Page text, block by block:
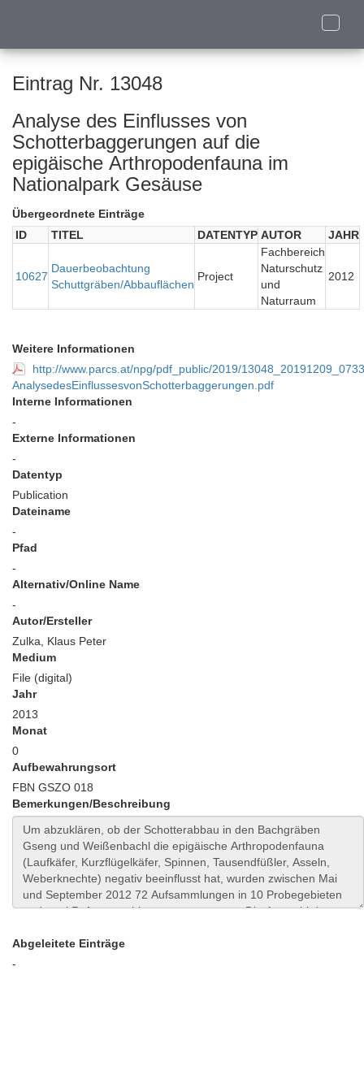
Toggle
Eintrag Nr. 13048
Analyse des Einflusses von
Schotterbaggerungen auf die
epigäische Arthropodenfauna im
Nationalpark Gesäuse
Übergeordnete Einträge
ID
TITEL DATENTYP AUTOR JAHR
10627
Dauerbeobachtung
Schuttgräben/Abbauflächen
Project
Fachbereich
Naturschutz
und
Naturraum
2012
Weitere Informationen
http://www.parcs.at/npg/pdf_public/2019/
AnalysedesEinflussesvonSchotterbaggerungen.pdf
Interne Informationen
-
Externe Informationen
-
Datentyp
Publication
Dateiname
-
Pfad
-
Alternativ/Online Name
-
Autor/Ersteller
Zulka, Klaus Peter
Medium
File (digital)
Jahr
2013
Monat
0
Aufbewahrungsort
FBN GSZO 018
Bemerkungen/Beschreibung
Abgeleitete Einträge
-